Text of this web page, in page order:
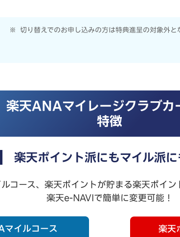
切り替えでのお申し込みの方は特典進呈の対象外と
楽天ANAマイレージクラブカ
特徴
楽天ポイント派にもマイル派
コース、楽天ポイントが貯まる楽天ポイン
楽天e-NAVIで簡単に変更可能！